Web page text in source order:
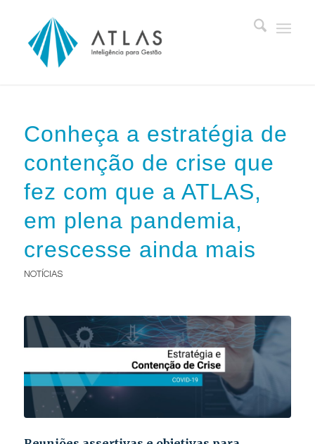
Conheça a estratégia de
contenção de crise que
fez com que a ATLAS,
em plena pandemia,
crescesse ainda mais
NOTÍCIAS